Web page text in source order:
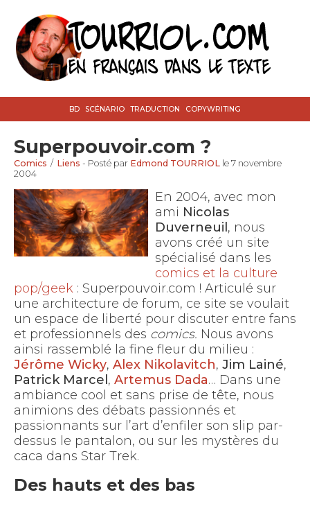
BD SCÉNARIO TRADUCTION COPYWRITING
Superpouvoir.com ?
Comics / Liens - Posté par Edmond TOURRIOL le 7 novembre
2004
En 2004, avec mon
ami Nicolas
Duverneuil , nous
avons créé un site
spécialisé dans les
comics et la culture
pop/geek : Superpouvoir.com ! Articulé sur
une architecture de forum, ce site se voulait
un espace de liberté pour discuter entre fans
et professionnels des comics. Nous avons
ainsi rassemblé la fine fleur du milieu :
Jérôme Wicky, Alex Nikolavitch, Jim Lainé,
Patrick Marcel , Artemus Dada… Dans une
ambiance cool et sans prise de tête, nous
animions des débats passionnés et
passionnants sur l’art d’enfiler son slip par-
dessus le pantalon, ou sur les mystères du
caca dans Star Trek.
Des hauts et des bas